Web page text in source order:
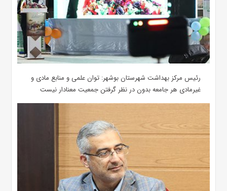
رئیس مرکز بهداشت شهرستان بوشهر: توان علمی و منابع مادی و
غیرمادی هر جامعه بدون در نظر گرفتن جمعیت معنادار نیست